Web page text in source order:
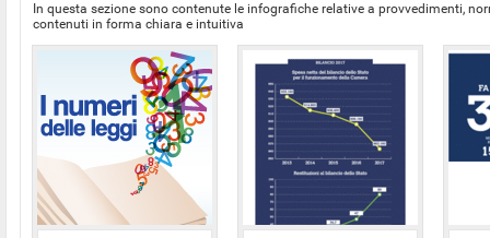
In questa sezione sono contenute le infografiche relative a provvedimenti,
contenuti in forma chiara e intuitiva